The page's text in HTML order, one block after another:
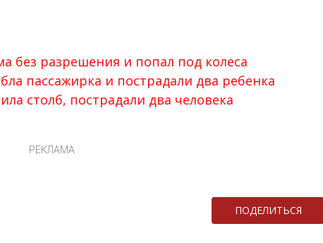
без разрешения и попал под колеса
пассажирка и пострадали два ребенка
столб, пострадали два человека
РЕКЛАМА
ПОДЕЛИТЬСЯ